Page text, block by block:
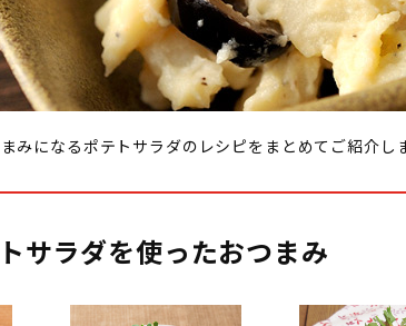
みになるポテトサラダのレシピをまとめてご紹介し
サラダを使ったおつまみ